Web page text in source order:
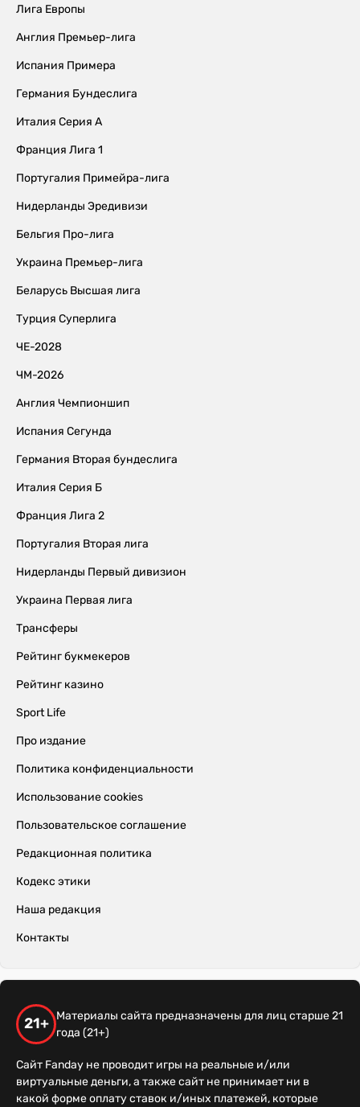
Лига Европы
Англия Премьер-лига
Испания Примера
Германия Бундеслига
Италия Серия А
Франция Лига 1
Португалия Примейра-лига
Нидерланды Эредивизи
Бельгия Про-лига
Украина Премьер-лига
Беларусь Высшая лига
Турция Суперлига
ЧЕ-2028
ЧМ-2026
Англия Чемпионшип
Испания Сегунда
Германия Вторая бундеслига
Италия Серия Б
Франция Лига 2
Португалия Вторая лига
Нидерланды Первый дивизион
Украина Первая лига
Трансферы
Рейтинг букмекеров
Рейтинг казино
Sport Life
Про издание
Политика конфиденциальности
Использование cookies
Пользовательское соглашение
Редакционная политика
Кодекс этики
Наша редакция
Контакты
21+
Материалы сайта предназначены для лиц старше 21
года (21+)
Сайт Fanday не проводит игры на реальные и/или
виртуальные деньги, а также сайт не принимает ни в
какой форме оплату ставок и/иных платежей, которые